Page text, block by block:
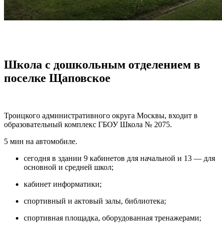
Школа с дошкольным отделением в
поселке Щаповское
Троицкого административного округа Москвы, входит в
образовательный комплекс ГБОУ Школа № 2075.
5 мин на автомобиле.
сегодня в здании 9 кабинетов для начальной и 13 — для
основной и средней школ;
кабинет информатики;
спортивный и актовый залы, библиотека;
спортивная площадка, оборудованная тренажерами;